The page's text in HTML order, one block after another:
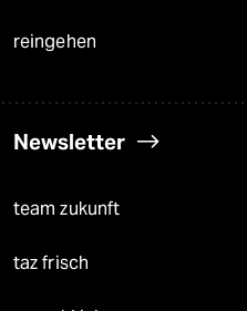
reingehen
Newsletter
team zukunft
taz frisch